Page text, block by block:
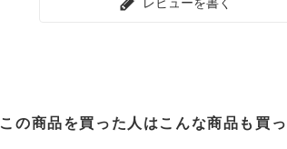
この商品を買った人は こんな商品も買